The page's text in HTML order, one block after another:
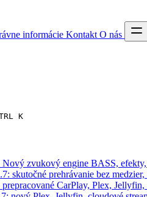
informácie Kontakt O nás
K
Nový zvukový engine BASS,
skutočné prehrávanie bez
CarPlay, Plex,